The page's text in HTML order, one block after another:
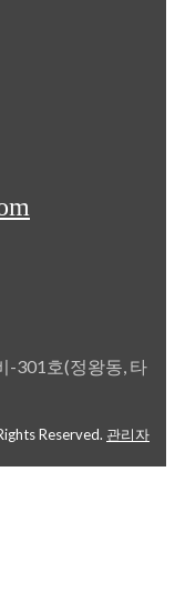
-301호(정왕동, 타
Reserved. 관리자